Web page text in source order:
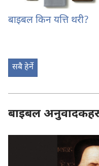
बाइबल किन यत्ति थरी?
सबै हेर्ने
बाइबल